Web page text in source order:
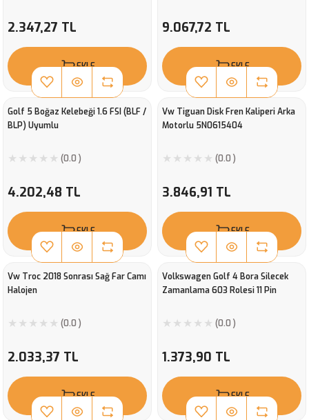
2.347,27 TL
EKLE
9.067,72 TL
EKLE
Golf 5 Boğaz Kelebeği 1.6 FSI (BLF /
BLP) Uyumlu
(0.0 )
4.202,48 TL
EKLE
Vw Tiguan Disk Fren Kaliperi Arka
Motorlu 5N0615404
(0.0 )
3.846,91 TL
EKLE
Vw Troc 2018 Sonrası Sağ Far Camı
Halojen
(0.0 )
2.033,37 TL
EKLE
Volkswagen Golf 4 Bora Silecek
Zamanlama 603 Rolesi 11 Pin
(0.0 )
1.373,90 TL
EKLE